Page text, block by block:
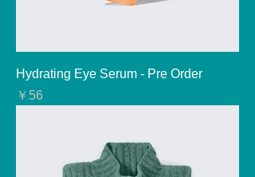
Hydrating Eye Serum - Pre Order
価格
￥56